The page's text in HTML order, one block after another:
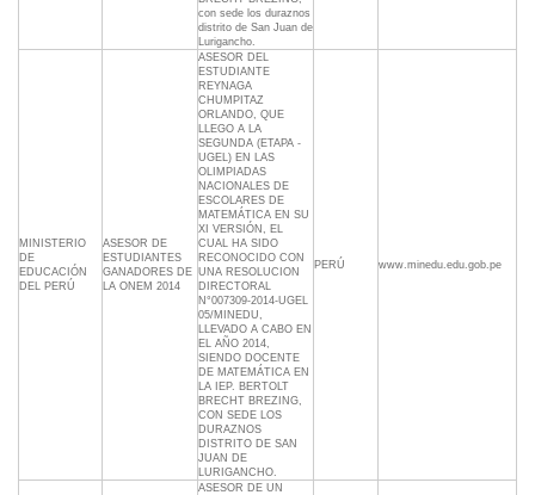
con sede los duraznos
distrito de San Juan de
Lurigancho.
MINISTERIO
DE
EDUCACIÓN
DEL PERÚ
ASESOR DE
ESTUDIANTES
GANADORES DE
LA ONEM 2014
ASESOR DEL
ESTUDIANTE
REYNAGA
CHUMPITAZ
ORLANDO, QUE
LLEGO A LA
SEGUNDA (ETAPA -
UGEL) EN LAS
OLIMPIADAS
NACIONALES DE
ESCOLARES DE
MATEMÁTICA EN SU
XI VERSIÓN, EL
CUAL HA SIDO
RECONOCIDO CON
UNA RESOLUCION
DIRECTORAL
N°007309-2014-UGEL
05/MINEDU,
LLEVADO A CABO EN
EL AÑO 2014,
SIENDO DOCENTE
DE MATEMÁTICA EN
LA IEP. BERTOLT
BRECHT BREZING,
CON SEDE LOS
DURAZNOS
DISTRITO DE SAN
JUAN DE
LURIGANCHO.
PERÚ www.minedu.edu.gob.pe
ASESOR DE UN